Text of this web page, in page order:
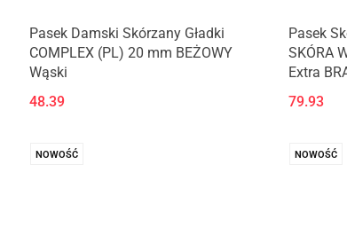
Pasek Damski Skórzany Gładki
COMPLEX (PL) 20 mm BEŻOWY
Wąski
48.39
Pasek
SKÓRA
Extra
79.93
NOWOŚĆ NOWOŚĆ